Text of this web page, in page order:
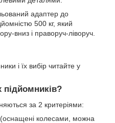
адаптер до
500 кг, який
вниз і праворуч-ліворуч.
і їх вибір читайте у
підйомників?
за 2 критеріями:
(оснащені колесами, можна